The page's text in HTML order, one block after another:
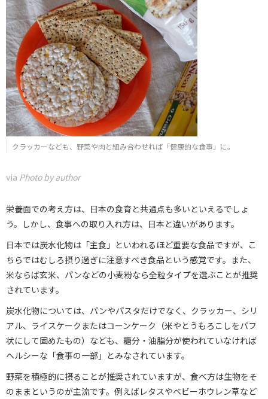
クラッカーなども、野菜や肉と組み合わせれば「健康的な食事」に。
via Photo by author
栄養面での考え方は、日本の食育と共通点も多いといえるでしょ
う。しかし、食事への取り入れ方は、日本と違いがあります。
日本では炭水化物は「主食」といわれるほど重要な食品ですが、こ
ちらではむしろ摂り過ぎに注意すべき食品という感覚です。また、
米ならば玄米、パンなどの小麦粉なら全粒タイプを選ぶことが推奨
されています。
炭水化物については、パンやパスタだけでなく、クラッカー、シリ
アル、ライスケークまたはコーンケーク（米やとうもろこしをパフ
状にして固めたもの）なども、糖分・油脂分が使われていなければ
ヘルシーな「食事の一部」とみなされています。
野菜を積極的に摂ることが推奨されていますが、食べ方は生物をそ
のままというのが主流です。例えばレタスやベビーホウレン草など